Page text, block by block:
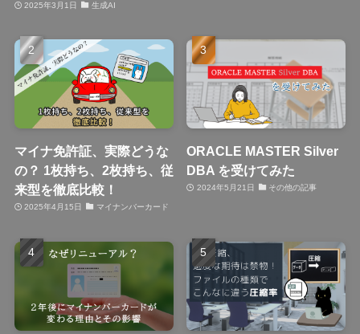
2025年3月1日 生成AI
マイナ免許証、実際どうな
の？ 1枚持ち、2枚持ち、従
来型を徹底比較！
2025年4月15日 マイナンバーカード
ORACLE MASTER Silver
DBA を受けてみた
2024年5月21日 その他の記事